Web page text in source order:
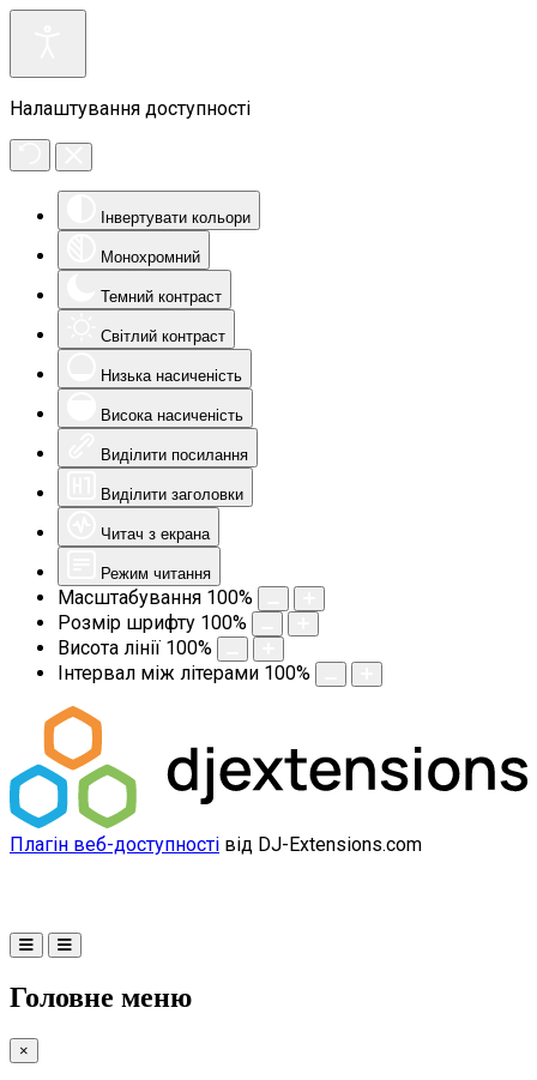
Налаштування доступності
Інвертувати кольори
Монохромний
Темний контраст
Світлий контраст
Низька насиченість
Висока насиченість
Виділити посилання
Виділити заголовки
Читач з екрана
Режим читання
Масштабування 100%
Розмір шрифту 100%
Висота лінії 100%
Інтервал між літерами 100%
Плагін веб-доступності від DJ-Extensions.com
Головне меню
×